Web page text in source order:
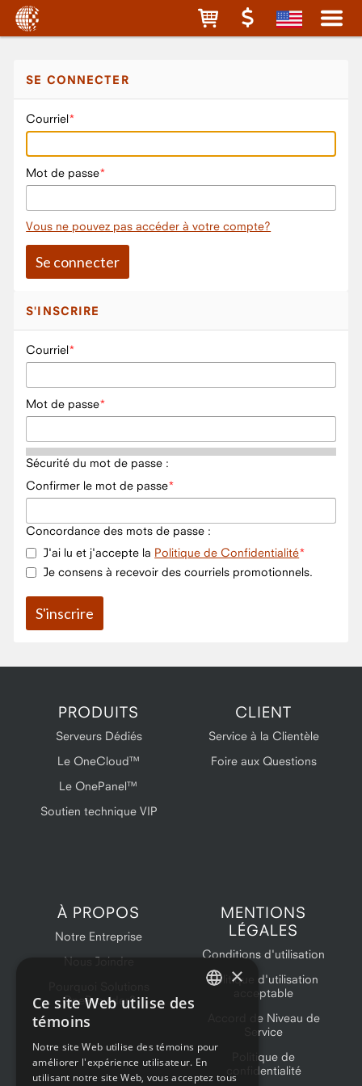
SE CONNECTER
Courriel
Mot de passe
Vous ne pouvez pas accéder à votre compte?
S'INSCRIRE
Courriel
Mot de passe
Sécurité du mot de passe :
Confirmer le mot de passe
Concordance des mots de passe :
J'ai lu et j'accepte la Politique de Confidentialité
Je consens à recevoir des courriels promotionnels.
PRODUITS
Serveurs Dédiés
Le OneCloud™
Le OnePanel™
Soutien technique VIP
CLIENT
Service à la Clientèle
Foire aux Questions
À PROPOS
Notre Entreprise
Nous Joindre
OneProvider?
MENTIONS
LÉGALES
Conditions d'utilisation
Politique d'utilisation
acceptable
Accord de Niveau de
Service
Politique de
confidentialité
×
Ce site Web utilise des
témoins
Notre site Web utilise des témoins pour
améliorer l'expérience utilisateur. En
utilisant notre site Web, vous acceptez tous